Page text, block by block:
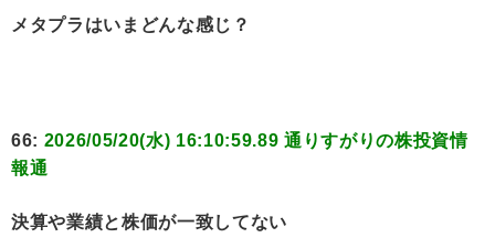
メタプラはいまどんな感じ？
66: 2026/05/20(水) 16:10:59.89 通りすがりの株投資情
報通
決算や業績と株価が一致してない